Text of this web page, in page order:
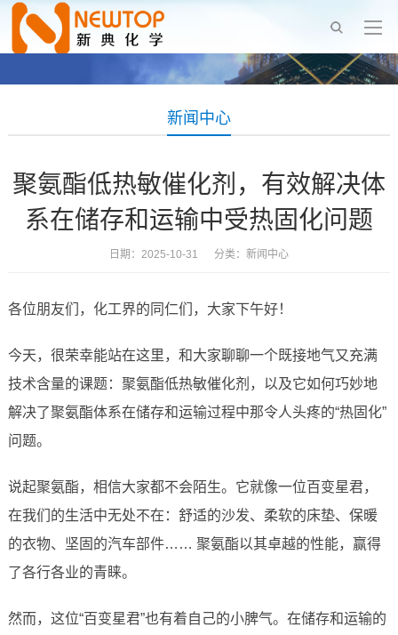
新闻中心
聚氨酯低热敏催化剂，有效解决体
系在储存和运输中受热固化问题
日期：2025-10-31 分类： 新闻中心
各位朋友们，化工界的同仁们，大家下午好！
今天，很荣幸能站在这里，和大家聊聊一个既接地气又充满
技术含量的课题：聚氨酯低热敏催化剂，以及它如何巧妙地
解决了聚氨酯体系在储存和运输过程中那令人头疼的“热固化”
问题。
说起聚氨酯，相信大家都不会陌生。它就像一位百变星君，
在我们的生活中无处不在：舒适的沙发、柔软的床垫、保暖
的衣物、坚固的汽车部件…… 聚氨酯以其卓越的性能，赢得
了各行各业的青睐。
然而，这位“百变星君”也有着自己的小脾气。在储存和运输的